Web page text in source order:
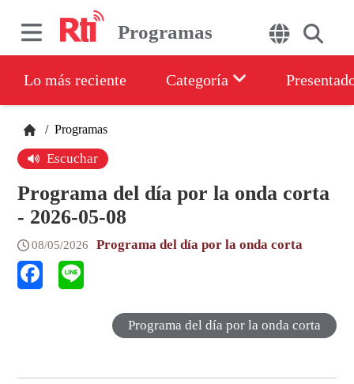
Programas
Lo más reciente Categoría
/ Programas
Escuchar
Programa del día por la onda corta
- 2026-05-08
08/05/2026 Programa del día por la onda corta
Programa del día por la onda corta